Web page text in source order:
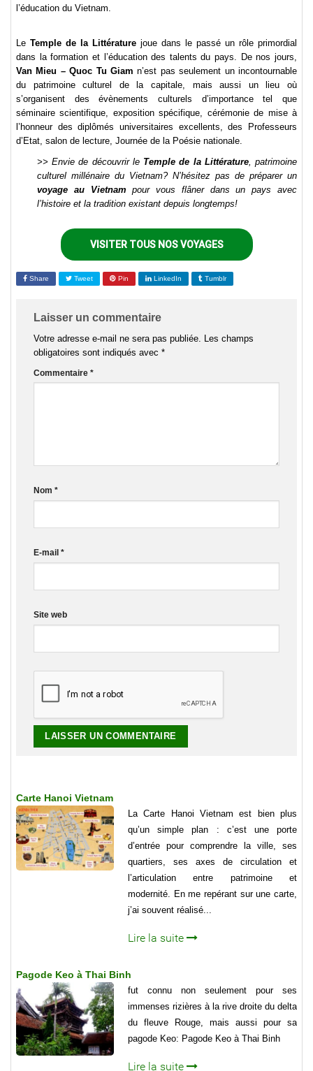
l’éducation du Vietnam.
Le Temple de la Littérature joue dans le passé un rôle primordial
dans la formation et l’éducation des talents du pays. De nos jours,
Van Mieu – Quoc Tu Giam n’est pas seulement un incontournable
du patrimoine culturel de la capitale, mais aussi un lieu où
s’organisent des évènements culturels d’importance tel que
séminaire scientifique, exposition spécifique, cérémonie de mise à
l’honneur des diplômés universitaires excellents, des Professeurs
d’Etat, salon de lecture, Journée de la Poésie nationale.
>> Envie de découvrir le Temple de la Littérature, patrimoine
culturel millénaire du Vietnam? N’hésitez pas de préparer un
voyage au Vietnam pour vous flâner dans un pays avec
l’histoire et la tradition existant depuis longtemps!
VISITER TOUS NOS VOYAGES
Share Tweet Pin LinkedIn Tumblr
Laisser un commentaire
Votre adresse e-mail ne sera pas publiée. Les champs
obligatoires sont indiqués avec *
Commentaire *
Nom *
E-mail *
Site web
Carte Hanoi Vietnam
La Carte Hanoi Vietnam est bien plus
qu’un simple plan : c’est une porte
d’entrée pour comprendre la ville, ses
quartiers, ses axes de circulation et
l’articulation entre patrimoine et
modernité. En me repérant sur une carte,
j’ai souvent réalisé...
Lire la suite
Pagode Keo à Thai Binh
fut connu non seulement pour ses
immenses rizières à la rive droite du delta
du fleuve Rouge, mais aussi pour sa
pagode Keo: Pagode Keo à Thai Binh
Lire la suite